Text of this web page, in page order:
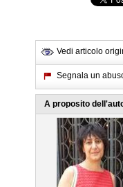
Vedi articolo
Segnala un
A proposito